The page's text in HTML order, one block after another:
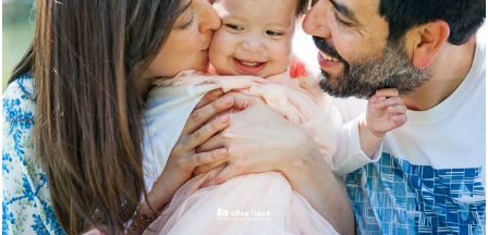
4244 557